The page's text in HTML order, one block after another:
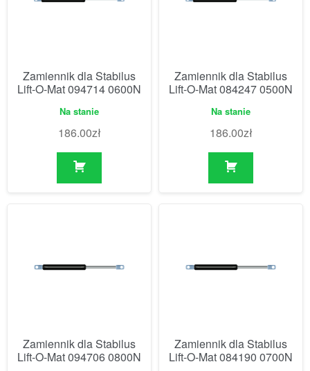
Zamiennik dla Stabilus
Lift-O-Mat 094714 0600N
Na stanie
186.00zł
Zamiennik dla Stabilus
Lift-O-Mat 084247 0500N
Na stanie
186.00zł
Zamiennik dla Stabilus
Lift-O-Mat 094706 0800N
Zamiennik dla Stabilus
Lift-O-Mat 084190 0700N